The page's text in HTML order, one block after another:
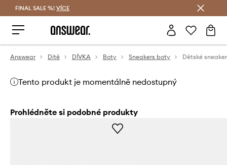
FINAL SALE %! VÍCE
Answear Dítě DÍVKA Boty Sneakers boty
Tento produkt je momentálně nedostupný
Prohlédněte si podobné produkty